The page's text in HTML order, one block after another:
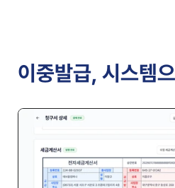
이중발급, 시스템